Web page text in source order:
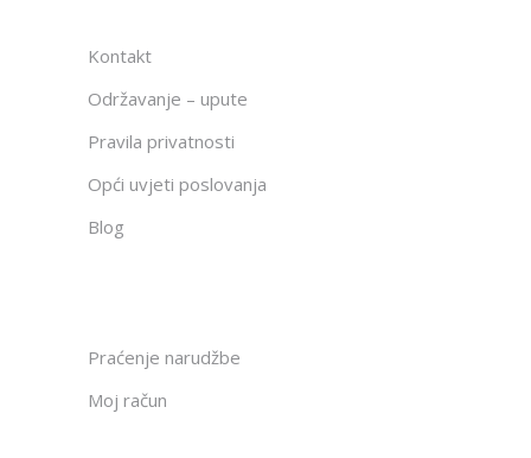
Kontakt
Održavanje – upute
Pravila privatnosti
Opći uvjeti poslovanja
Blog
Praćenje narudžbe
Moj račun